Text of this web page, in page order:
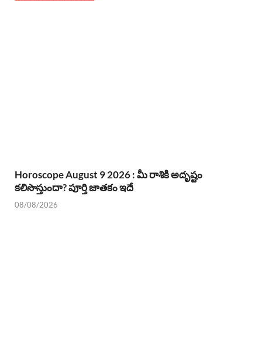
Horoscope August 9 2026 : మీ రాశికి అదృష్టం
కలిసొస్తుందా? పూర్తి జాతకం ఇదే
08/08/2026